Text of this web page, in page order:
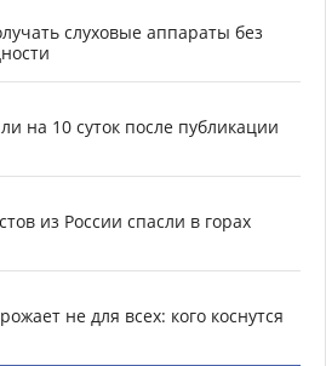
слуховые аппараты без
на 10 суток после публикации
из России спасли в горах
не для всех: кого коснутся